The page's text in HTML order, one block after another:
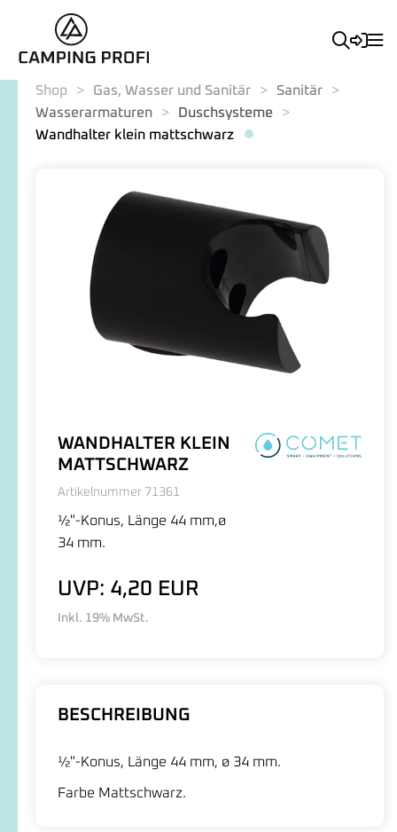
Shop Gas, Wasser und Sanitär
Sanitär
Wasserarmaturen
Duschsysteme
Wandhalter klein mattschwarz
WANDHALTER KLEIN
MATTSCHWARZ
Artikelnummer 71361
½"-Konus, Länge 44 mm,ø
34 mm.
UVP: 4,20 EUR
Inkl. 19% MwSt.
BESCHREIBUNG
½"-Konus, Länge 44 mm, ø 34 mm.
Farbe Mattschwarz.